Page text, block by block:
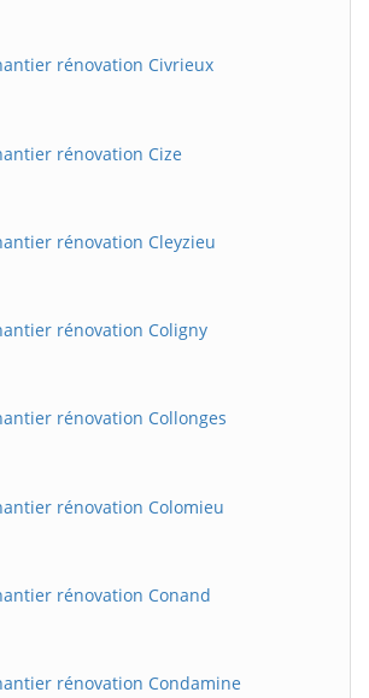
rénovation Civrieux
rénovation Cize
rénovation Cleyzieu
rénovation Coligny
rénovation Collonges
rénovation Colomieu
rénovation Conand
rénovation Condamine
BatiWebPro